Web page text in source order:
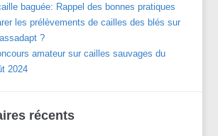
baguée: Rappel des bonnes pratiques
les prélèvements de cailles des blés sur
?
amateur sur cailles sauvages du
2024
récents